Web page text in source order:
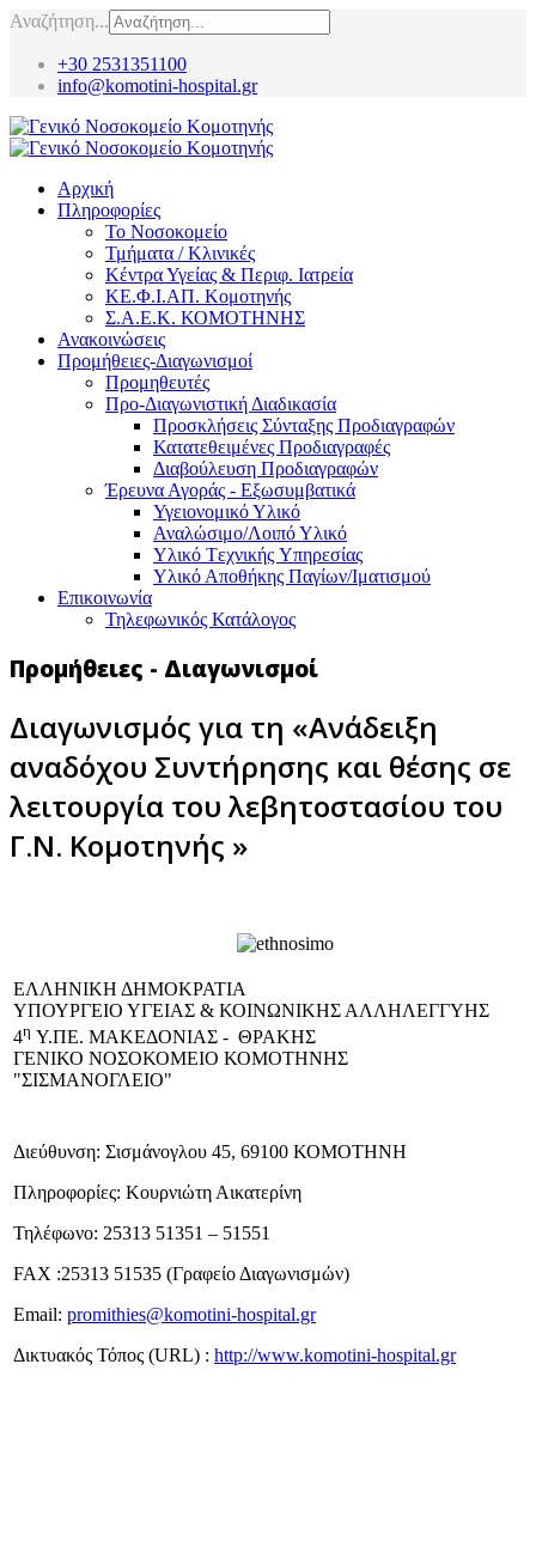
Αναζήτηση...
+30 2531351100
info@komotini-hospital.gr
Αρχική
Πληροφορίες
Το Νοσοκομείο
Τμήματα / Κλινικές
Κέντρα Υγείας & Περιφ. Ιατρεία
ΚΕ.Φ.Ι.ΑΠ. Κομοτηνής
Σ.Α.Ε.Κ. ΚΟΜΟΤΗΝΗΣ
Ανακοινώσεις
Προμήθειες-Διαγωνισμοί
Προμηθευτές
Προ-Διαγωνιστική Διαδικασία
Προσκλήσεις Σύνταξης Προδιαγραφών
Κατατεθειμένες Προδιαγραφές
Διαβούλευση Προδιαγραφών
Έρευνα Αγοράς - Εξωσυμβατικά
Υγειονομικό Υλικό
Αναλώσιμο/Λοιπό Υλικό
Υλικό Tεχνικής Yπηρεσίας
Υλικό Αποθήκης Παγίων/Ιματισμού
Επικοινωνία
Τηλεφωνικός Κατάλογος
Προμήθειες - Διαγωνισμοί
Διαγωνισμός για τη «Ανάδειξη
αναδόχου Συντήρησης και θέσης σε
λειτουργία του λεβητοστασίου του
Γ.Ν. Κομοτηνής »
EΛΛΗΝΙΚΗ ΔΗΜΟΚΡΑΤΙΑ
ΥΠΟΥΡΓΕΙΟ ΥΓΕΙΑΣ & ΚΟΙΝΩΝΙΚΗΣ ΑΛΛΗΛΕΓΓΥΗΣ
4η Υ.ΠΕ. ΜΑΚΕΔΟΝΙΑΣ - ΘΡΑΚΗΣ
ΓΕΝΙΚΟ NΟΣΟΚΟΜΕΙΟ ΚΟΜΟΤΗΝΗΣ
"ΣΙΣΜΑΝΟΓΛΕΙΟ"
Διεύθυνση: Σισμάνογλου 45, 69100 ΚΟΜΟΤΗΝΗ
Πληροφορίες: Κουρνιώτη Αικατερίνη
Τηλέφωνο: 25313 51351 – 51551
FAX :25313 51535 (Γραφείο Διαγωνισμών)
Email: promithies@komotini-hospital.gr
Δικτυακός Τόπος (URL) : http://www.komotini-hospital.gr